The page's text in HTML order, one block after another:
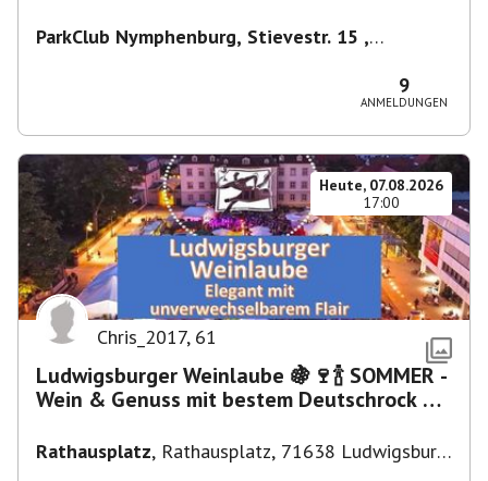
ParkClub Nymphenburg, Stievestr. 15 ,
9
ANMELDUNGEN
Heute, 07.08.2026
17:00
Chris_2017, 61
Ludwigsburger Weinlaube 🍇🍷🍾 SOMMER -
Wein & Genuss mit bestem Deutschrock 🎼
Rathausplatz, Rathausplatz, 71638 Ludwigsburg,